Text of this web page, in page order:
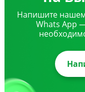
Напишите
Whats App